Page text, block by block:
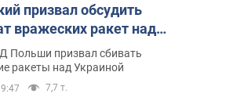
призвал обсудить
вражеских ракет над
Польши призвал сбивать
ракеты над Украиной
7,7 т.